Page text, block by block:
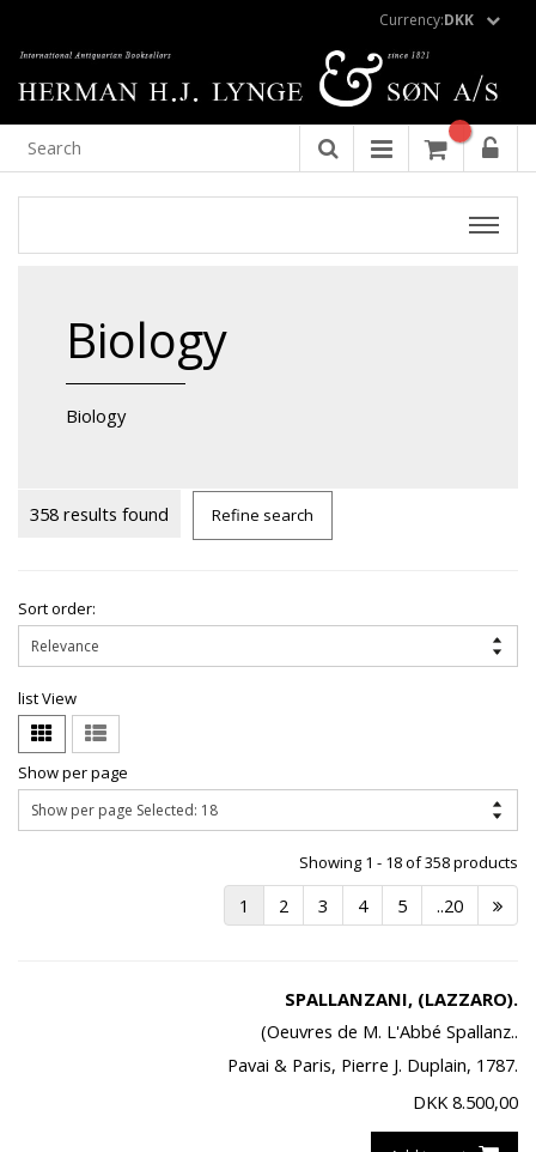
Currency:DKK
Biology
Biology
358 results found Refine search
Sort order:
list View
Show per page
Showing 1 - 18 of 358 products
1 2 3 4 5 ..20
SPALLANZANI, (LAZZARO).
(Oeuvres de M. L'Abbé Spallanz..
Pavai & Paris, Pierre J. Duplain, 1787.
DKK 8.500,00